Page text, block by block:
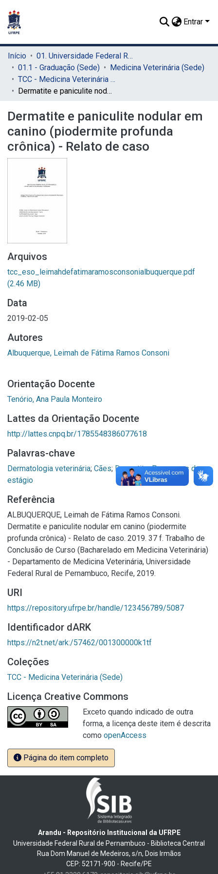
Entrar
Início
01. Universidade Federal Rural de Pernambuco - UFRPE (Sede)
01.1 - Graduação (Sede)
Medicina Veterinária (Sede)
TCC - Medicina Veterinária (Sede)
Dermatite e paniculite nodular em canino (piodermite profunda crônica) - Relato de caso
Dermatite e paniculite nodular em
canino (piodermite profunda
crônica) - Relato de caso
Arquivos
tcc_eso_leimahdefatimaramosconsonialbuquerque.pdf
(2.46 MB)
Data
2019-02-05
Autores
Albuquerque, Leimah de Fátima Ramos Consoni
Orientação Docente
Tenório, Ana Paula Monteiro
Lattes da Orientação Docente
http://lattes.cnpq.br/1785548386077618
Palavras-chave
Dermatologia veterinária; Cães; Dermatite;Programas de
estágio
Referência
ALBUQUERQUE, Leimah de Fátima Ramos Consoni.
Dermatite e paniculite nodular em canino (piodermite
profunda crônica) - Relato de caso. 2019. 37 f. Trabalho de
Conclusão de Curso (Bacharelado em Medicina Veterinária)
- Departamento de Medicina Veterinária, Universidade
Federal Rural de Pernambuco, Recife, 2019.
URI
https://repository.ufrpe.br/handle/123456789/5087
Identificador dARK
https://n2t.net/ark:/57462/001300000k1tf
Coleções
TCC - Medicina Veterinária (Sede)
Licença Creative Commons
Exceto quando indicado de outra
forma, a licença deste item é descrita
como openAccess
Página do item completo
Arandu - Repositório Institucional da UFRPE
Universidade Federal Rural de Pernambuco - Biblioteca Central
Rua Dom Manuel de Medeiros, s/n, Dois Irmãos
CEP: 52171-900 - Recife/PE